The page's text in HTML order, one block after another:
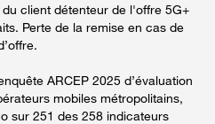
client détenteur de l'offre 5G+
Perte de la remise en cas de
ARCEP 2025 d’évaluation
mobiles métropolitains,
sur 251 des 258 indicateurs